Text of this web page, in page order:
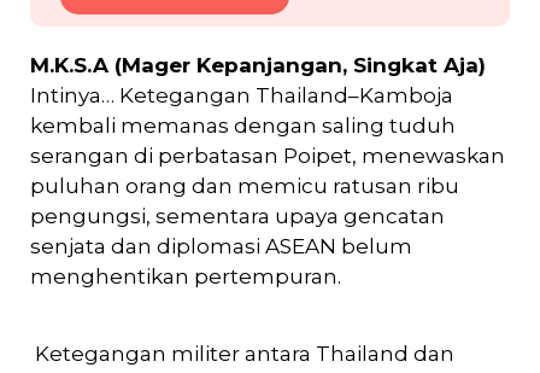
M.K.S.A (Mager Kepanjangan, Singkat Aja)
Intinya… Ketegangan Thailand–Kamboja
kembali memanas dengan saling tuduh
serangan di perbatasan Poipet, menewaskan
puluhan orang dan memicu ratusan ribu
pengungsi, sementara upaya gencatan
senjata dan diplomasi ASEAN belum
menghentikan pertempuran.
Ketegangan militer antara Thailand dan